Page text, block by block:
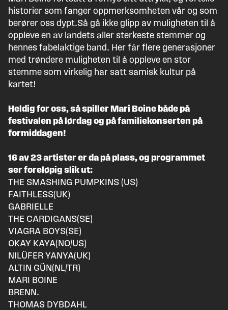
historier som fanger oppmerksomheten vår og som
berører oss dypt.Så gå ikke glipp av muligheten til å
oppleve en av landets aller sterkeste stemmer og
hennes fabelaktige band. Her får flere generasjoner
med trøndere muligheten til å oppleve en stor
stemme som virkelig har satt samisk kultur på
kartet!
Heldig for oss, så spiller Mari Boine både på
festivalen på lørdag og påfamiliekonserten på
formiddagen!
16 av 23 artister er da på plass, og programmet
ser foreløpig slik ut:
THE SMASHING PUMPKINS (US)
FAITHLESS(UK)
GABRIELLE
THE CARDIGANS(SE)
VIAGRA BOYS(SE)
OKAY KAYA(NO/US)
NILÜFER YANYA(UK)
ALTIN GÜN(NL/TR)
MARI BOINE
BRENN.
THOMAS DYBDAHL